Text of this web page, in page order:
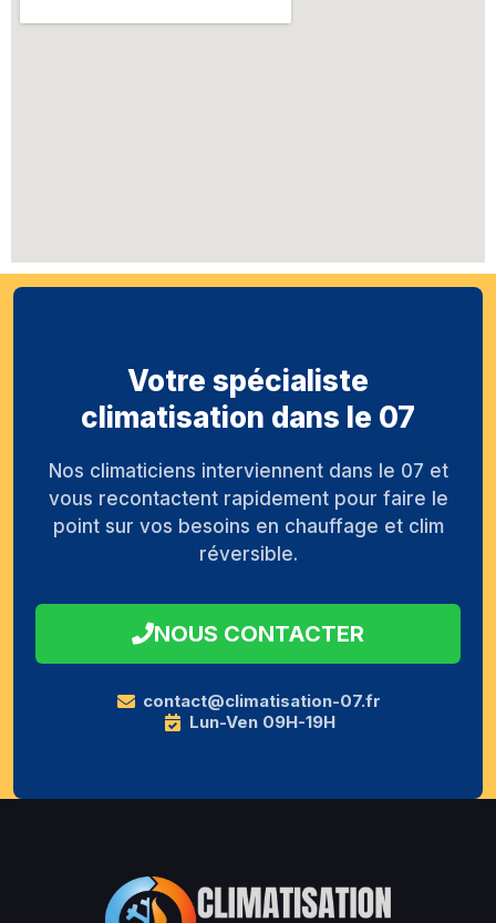
Votre spécialiste
climatisation dans le 07
Nos climaticiens interviennent dans le 07 et
vous recontactent rapidement pour faire le
point sur vos besoins en chauffage et clim
réversible.
NOUS CONTACTER
contact@climatisation-07.fr
Lun-Ven 09H-19H